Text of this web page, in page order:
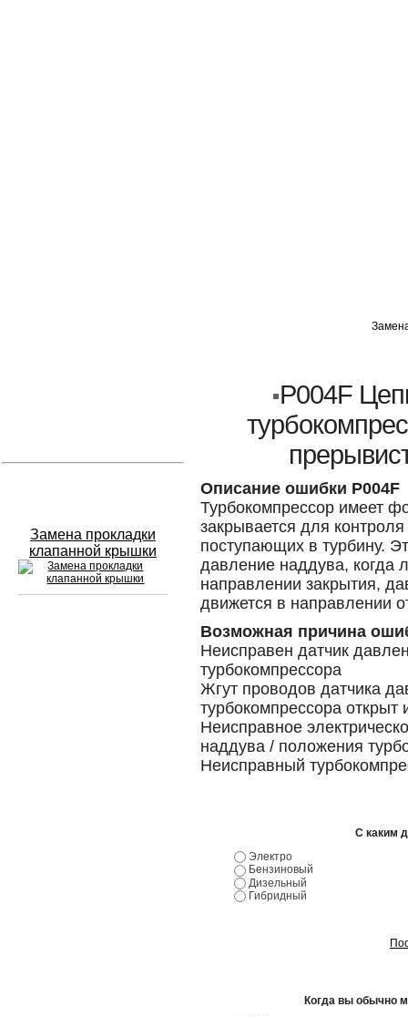
Замена прокладки
клапанной крышки
P004F
Описание ошибки P004F
Турбокомпрессор имеет
закрывается для
поступающих в турбину.
давление наддува, когда
направлении закрытия,
движется в направлении
Возможная причина
Неисправен датчик
турбокомпрессора
Жгут проводов датчика
турбокомпрессора открыт
Неисправное
наддува / положения
Неисправный
С каким
Электро
Бензиновый
Дизельный
Гибридный
Когда вы обычно